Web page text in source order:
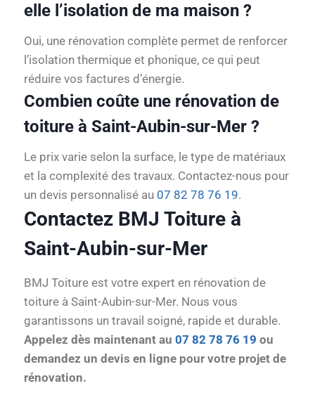
elle l’isolation de ma maison ?
Oui, une rénovation complète permet de renforcer
l’isolation thermique et phonique, ce qui peut
réduire vos factures d’énergie.
Combien coûte une rénovation de
toiture à Saint-Aubin-sur-Mer ?
Le prix varie selon la surface, le type de matériaux
et la complexité des travaux. Contactez-nous pour
un devis personnalisé au 07 82 78 76 19.
Contactez BMJ Toiture à
Saint-Aubin-sur-Mer
BMJ Toiture est votre expert en rénovation de
toiture à Saint-Aubin-sur-Mer. Nous vous
garantissons un travail soigné, rapide et durable.
Appelez dès maintenant au 07 82 78 76 19 ou
demandez un devis en ligne pour votre projet de
rénovation.